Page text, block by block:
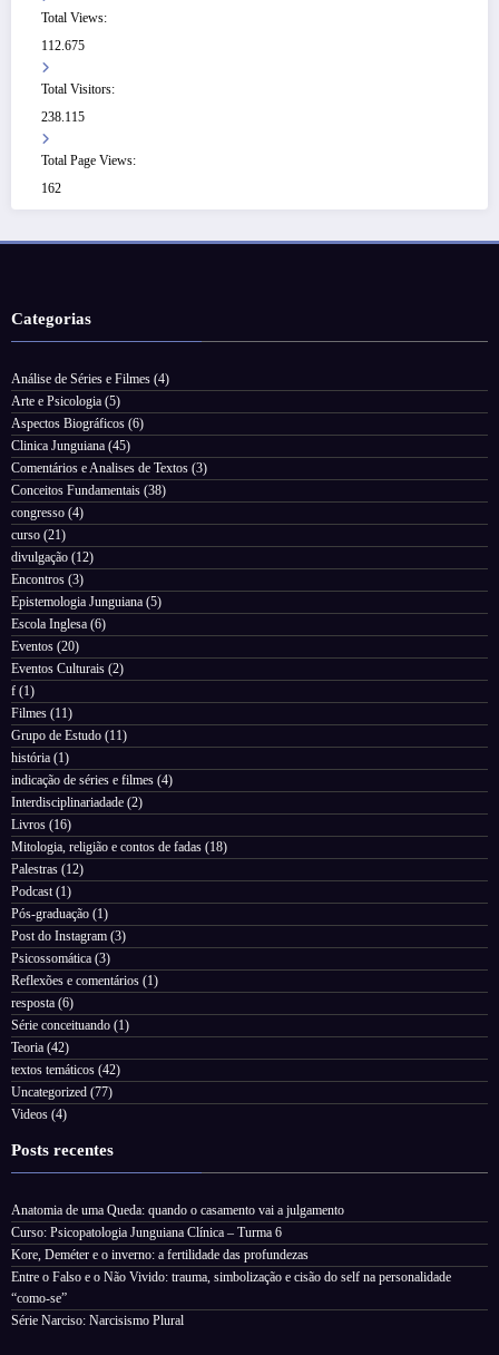
Total Views:
112.675
Total Visitors:
238.115
Total Page Views:
162
Categorias
Análise de Séries e Filmes (4)
Arte e Psicologia (5)
Aspectos Biográficos (6)
Clinica Junguiana (45)
Comentários e Analises de Textos (3)
Conceitos Fundamentais (38)
congresso (4)
curso (21)
divulgação (12)
Encontros (3)
Epistemologia Junguiana (5)
Escola Inglesa (6)
Eventos (20)
Eventos Culturais (2)
f (1)
Filmes (11)
Grupo de Estudo (11)
história (1)
indicação de séries e filmes (4)
Interdisciplinariadade (2)
Livros (16)
Mitologia, religião e contos de fadas (18)
Palestras (12)
Podcast (1)
Pós-graduação (1)
Post do Instagram (3)
Psicossomática (3)
Reflexões e comentários (1)
resposta (6)
Série conceituando (1)
Teoria (42)
textos temáticos (42)
Uncategorized (77)
Videos (4)
Posts recentes
Anatomia de uma Queda: quando o casamento vai a julgamento
Curso: Psicopatologia Junguiana Clínica – Turma 6
Kore, Deméter e o inverno: a fertilidade das profundezas
Entre o Falso e o Não Vivido: trauma, simbolização e cisão do self na personalidade
“como-se”
Série Narciso: Narcisismo Plural